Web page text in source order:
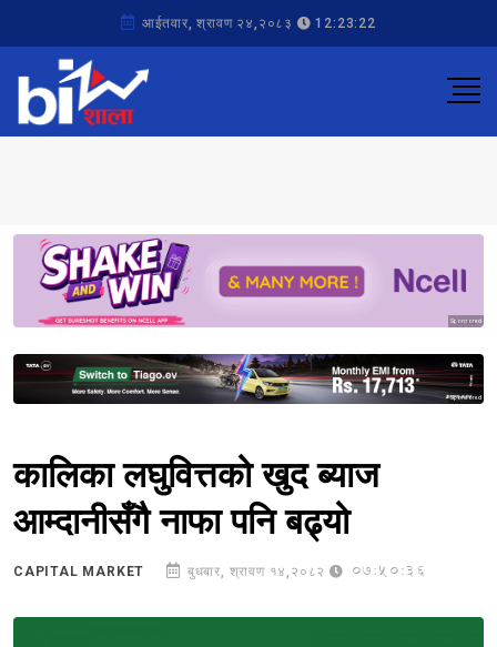
आईतवार, श्रावण २४,२०८३ 12:23:22
Sponsored
Sponsored
कालिका लघुवित्तको खुद ब्याज
आम्दानीसँगै नाफा पनि बढ्यो
CAPITAL MARKET बुधबार, श्रावण १४,२०८२ 07:50:36